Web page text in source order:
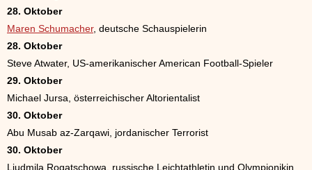
28. Oktober
Maren Schumacher, deutsche Schauspielerin
28. Oktober
Steve Atwater, US-amerikanischer American Football-Spieler
29. Oktober
Michael Jursa, österreichischer Altorientalist
30. Oktober
Abu Musab az-Zarqawi, jordanischer Terrorist
30. Oktober
Ljudmila Rogatschowa, russische Leichtathletin und Olympionikin